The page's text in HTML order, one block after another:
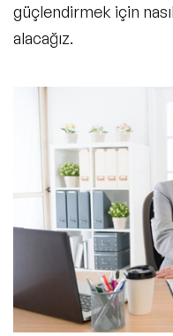
güçlendirmek için
alacağız.